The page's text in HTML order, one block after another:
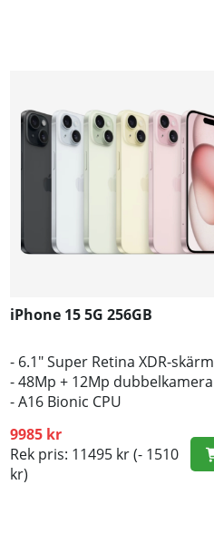
iPhone 15 5G 256GB
- 6.1" Super Retina XDR-skärm
- 48Mp + 12Mp dubbelkamera
- A16 Bionic CPU
9985 kr
Rek pris: 11495 kr(- 1510
kr)